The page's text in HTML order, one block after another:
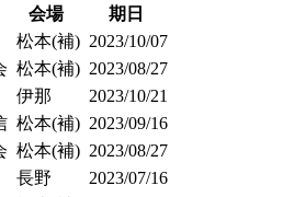
会場
期日
松本(補) 2023/10/07
松本(補) 2023/08/27
伊那
2023/10/21
松本(補) 2023/09/16
松本(補) 2023/08/27
長野
2023/07/16